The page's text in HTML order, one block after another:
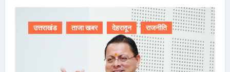
उत्तराखंड ताजा खबर देहरादून राजनीति